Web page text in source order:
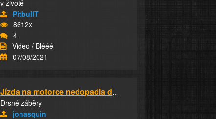
v životě
PitbullT
8612x
4
Video / Blééé
07/08/2021
Jízda na motorce nedopadla dobře
Drsné záběry
jonasquin